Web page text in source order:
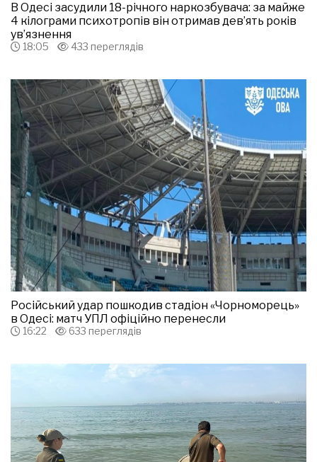
В Одесі засудили 18-річного наркозбувача: за майже
4 кілограми психотропів він отримав дев’ять років
ув’язнення
18:05 433 переглядів
Російський удар пошкодив стадіон «Чорноморець»
в Одесі: матч УПЛ офіційно перенесли
16:22 633 переглядів